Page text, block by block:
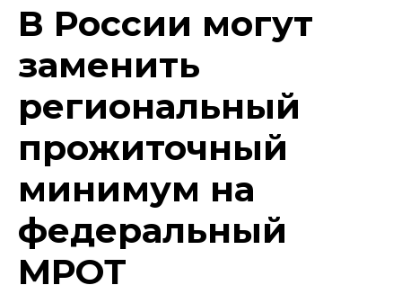
В России могут
заменить
региональный
прожиточный
минимум на
федеральный
МРОТ